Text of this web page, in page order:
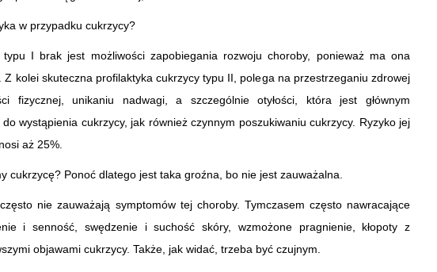
w przypadku cukrzycy?
I brak jest możliwości zapobiegania rozwoju choroby, ponieważ ma ona
Z kolei skuteczna profilaktyka cukrzycy typu II, polega na przestrzeganiu zdrowej
fizycznej, unikaniu nadwagi, a szczególnie otyłości, która jest głównym
wystąpienia cukrzycy, jak również czynnym poszukiwaniu cukrzycy. Ryzyko jej
aż 25%.
cukrzycę? Ponoć dlatego jest taka groźna, bo nie jest zauważalna.
nie zauważają symptomów tej choroby. Tymczasem często nawracające
i senność, swędzenie i suchość skóry, wzmożone pragnienie, kłopoty z
objawami cukrzycy. Także, jak widać, trzeba być czujnym.